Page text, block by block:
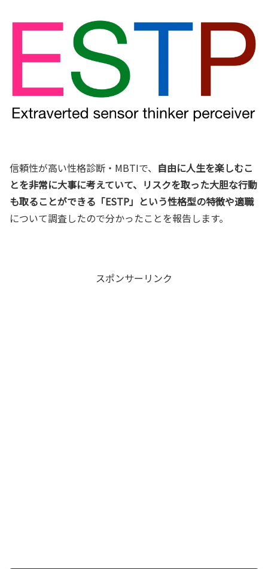
信頼性が高い性格診断・MBTIで、 自由に人生を楽しむこ
とを非常に大事に考えていて、リスクを取った大胆な行動
も取ることができる「ESTP」という性格型の特徴や適職
について調査したので分かったことを報告します。
スポンサーリンク